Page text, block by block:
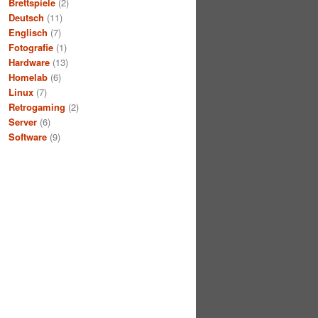
Deutsch (11)
Englisch (7)
Fotografie (1)
Hardware (13)
Homelab (6)
Linux (7)
Retrogaming (2)
Server (6)
Software (9)